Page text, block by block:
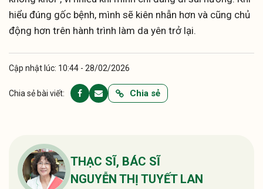
hiểu đúng gốc bệnh, mình sẽ kiên nhẫn hơn và cũng chủ
động hơn trên hành trình làm da yên trở lại.
Cập nhật lúc: 10:44 - 28/02/2026
Chia sẻ bài viết: Chia sẻ
THẠC SĨ, BÁC SĨ
NGUYỄN THỊ TUYẾT LAN